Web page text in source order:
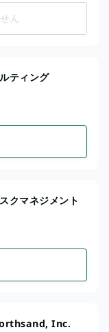
ん
ティング
クマネジメント
Inc.